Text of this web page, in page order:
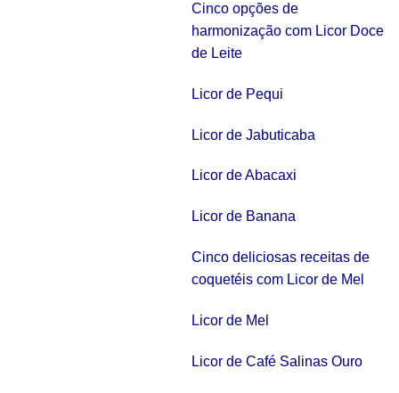
Cinco opções de
harmonização com Licor Doce
de Leite
Licor de Pequi
Licor de Jabuticaba
Licor de Abacaxi
Licor de Banana
Cinco deliciosas receitas de
coquetéis com Licor de Mel
Licor de Mel
Licor de Café Salinas Ouro